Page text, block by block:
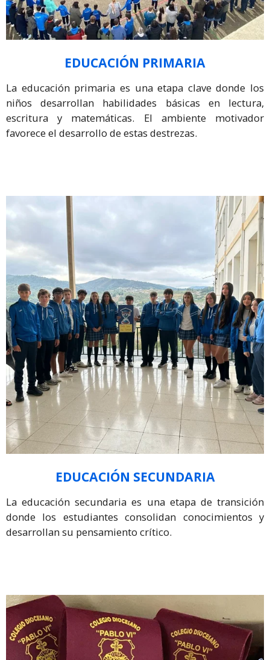
EDUCACIÓN PRIMARIA
La educación primaria es una etapa clave donde los
niños desarrollan habilidades básicas en lectura,
escritura y matemáticas. El ambiente motivador
favorece el desarrollo de estas destrezas.
EDUCACIÓN SECUNDARIA
La educación secundaria es una etapa de transición
donde los estudiantes consolidan conocimientos y
desarrollan su pensamiento crítico.